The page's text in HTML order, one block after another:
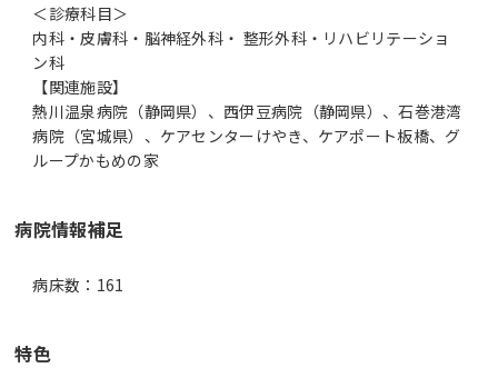
＜診療科目＞
内科・皮膚科・脳神経外科・ 整形外科・リハビリテーショ
ン科
【関連施設】
熱川温泉病院（静岡県）、西伊豆病院（静岡県）、石巻港湾
病院（宮城県）、ケアセンターけやき、ケアポート板橋、グ
ループかもめの家
病院情報補足
病床数：161
特色